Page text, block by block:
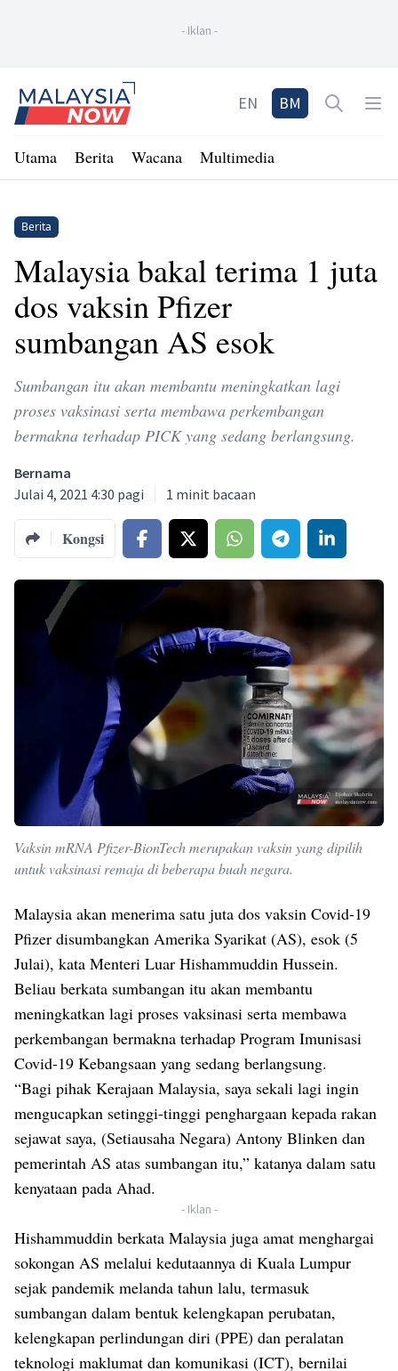
- Iklan -
Home
EN BM Open
Utama Berita Wacana Multimedia
Berita
Malaysia bakal terima 1 juta
dos vaksin Pfizer
sumbangan AS esok
Sumbangan itu akan membantu meningkatkan lagi
proses vaksinasi serta membawa perkembangan
bermakna terhadap PICK yang sedang berlangsung.
Bernama
Julai 4, 2021 4:30 pagi
1 minit bacaan
Kongsi
Vaksin mRNA Pfizer-BionTech merupakan vaksin yang dipilih
untuk vaksinasi remaja di beberapa buah negara.
Malaysia akan menerima satu juta dos vaksin Covid-19
Pfizer disumbangkan Amerika Syarikat (AS), esok (5
Julai), kata Menteri Luar Hishammuddin Hussein.
Beliau berkata sumbangan itu akan membantu
meningkatkan lagi proses vaksinasi serta membawa
perkembangan bermakna terhadap Program Imunisasi
Covid-19 Kebangsaan yang sedang berlangsung.
“Bagi pihak Kerajaan Malaysia, saya sekali lagi ingin
mengucapkan setinggi-tinggi penghargaan kepada rakan
sejawat saya, (Setiausaha Negara) Antony Blinken dan
pemerintah AS atas sumbangan itu,” katanya dalam satu
kenyataan pada Ahad.
- Iklan -
Hishammuddin berkata Malaysia juga amat menghargai
sokongan AS melalui kedutaannya di Kuala Lumpur
sejak pandemik melanda tahun lalu, termasuk
sumbangan dalam bentuk kelengkapan perubatan,
kelengkapan perlindungan diri (PPE) dan peralatan
teknologi maklumat dan komunikasi (ICT), bernilai